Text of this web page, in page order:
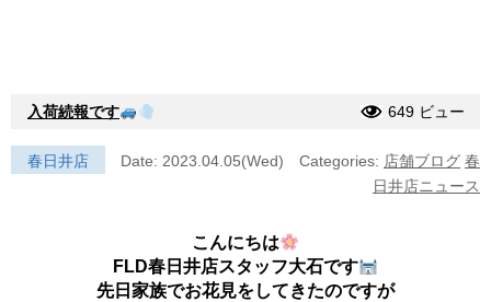
入荷続報です 649 ビュー
春日井店 Date: 2023.04.05(Wed) Categories: 店舗ブログ 春
日井店ニュース
こんにちは
FLD春日井店スタッフ大石です
先日家族でお花見をしてきたのですが